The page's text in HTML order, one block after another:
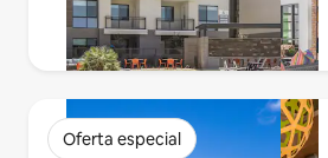
Oferta especial
Se muestran0 de 0 elementos